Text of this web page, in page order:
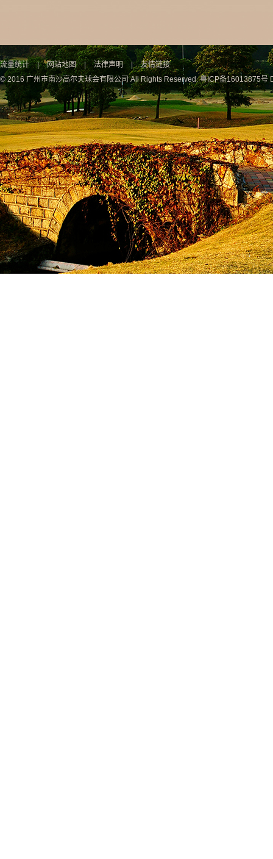
流量统计 | 网站地图 | 法律声明
友情链接
© 2016 广州市南沙高尔夫球会有限公司 All Rights Reserved.粤ICP备16013875号